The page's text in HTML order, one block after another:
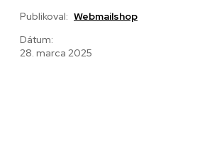
Publikoval: Webmailshop
Dátum:
28. marca 2025